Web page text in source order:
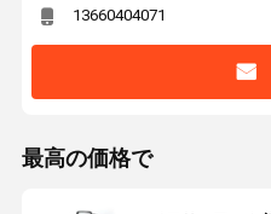
13660404071
最高の価格で